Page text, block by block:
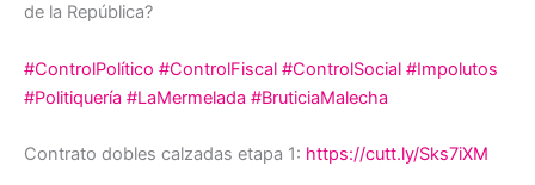
de la República?
#ControlPolítico #ControlFiscal #ControlSocial #Impolutos
#Politiquería #LaMermelada #BruticiaMalecha
Contrato dobles calzadas etapa 1: https://cutt.ly/Sks7iXM